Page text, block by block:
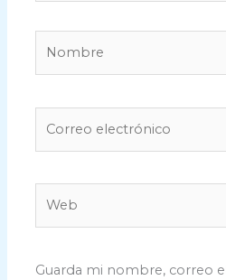
Guarda mi nombre, correo